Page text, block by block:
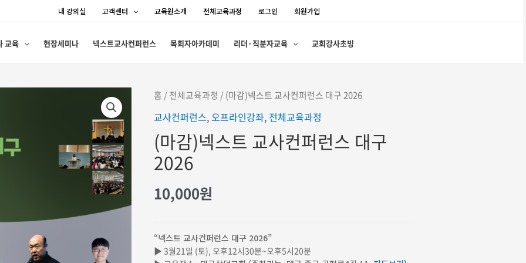
내 강의실 고객센터 교육원소개 전체교육과정 로그인 회원가입
교육 현장세미나 넥스트교사컨퍼런스 목회자아카데미 리더·직분자교육 교회강사초빙
홈 /전체교육과정 / (마감)넥스트 교사컨퍼런스 대구 2026
교사컨퍼런스, 오프라인강좌, 전체교육과정
(마감)넥스트 교사컨퍼런스 대구
2026
10,000원
“넥스트 교사컨퍼런스 대구 2026”
▶ 3월21일 (토), 오후12시30분~오후5시20분